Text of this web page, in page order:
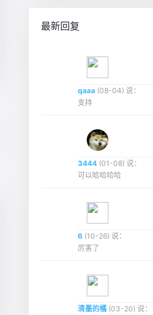
最新回复
qaaa (08-04) 说：
支持
3444 (01-08) 说：
可以哈哈哈哈
6 (10-26) 说：
厉害了
清墨的橘 (03-20) 说：